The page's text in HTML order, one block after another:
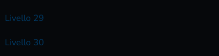
Livello 29
Livello 30